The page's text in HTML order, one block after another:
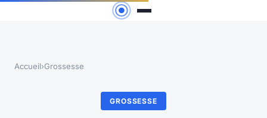
Accueil›Grossesse
GROSSESSE